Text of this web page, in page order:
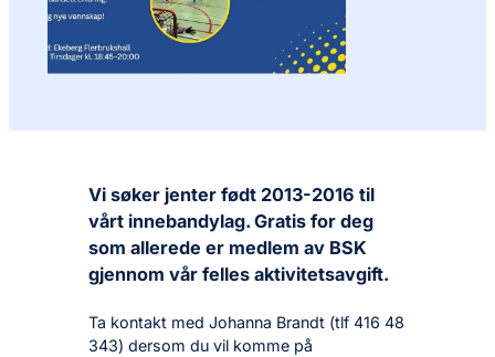
Vi søker jenter født 2013-2016 til
vårt innebandylag. Gratis for deg
som allerede er medlem av BSK
gjennom vår felles aktivitetsavgift.
Ta kontakt med Johanna Brandt (tlf 416 48
343) dersom du vil komme på